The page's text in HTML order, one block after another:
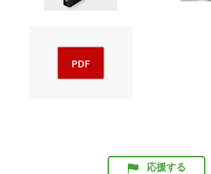
応援する